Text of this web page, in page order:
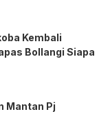
Kembali
Bollangi Siapa
Mantan Pj